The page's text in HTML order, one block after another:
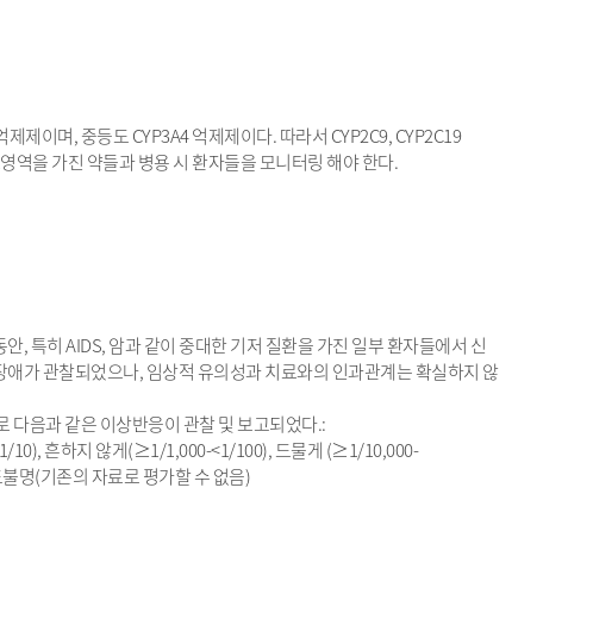
제이며, 중등도 CYP3A4 억제제이다. 따라서 CYP2C9, CYP2C19
역을 가진 약들과 병용 시 환자들을 모니터링 해야 한다.
, 특히 AIDS, 암과 같이 중대한 기저 질환을 가진 일부 환자들에서 신
가 관찰되었으나, 임상적 유의성과 치료와의 인과관계는 확실하지 않
다음과 같은 이상반응이 관찰 및 보고되었다.:
흔하지 않게(≥1/1,000-<1/100), 드물게 (≥1/10,000-
명(기존의 자료로 평가할 수 없음)